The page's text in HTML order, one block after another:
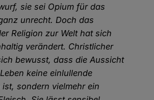
sie sei Opium für das
unrecht. Doch das
Religion zur Welt hat sich
verändert. Christlicher
bewusst, dass die Aussicht
keine einlullende
sondern vielmehr ein